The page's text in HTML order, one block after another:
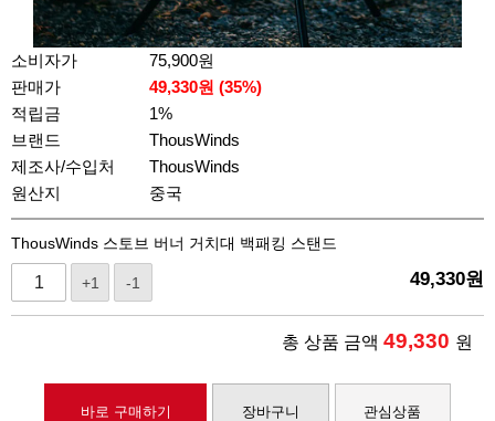
소비자가
75,900원
판매가
49,330원 (35%)
적립금
1%
브랜드
ThousWinds
제조사/수입처
ThousWinds
원산지
중국
ThousWinds 스토브 버너 거치대 백패킹 스탠드
+1 -1 49,330원
총 상품 금액 49,330 원
바로 구매하기 장바구니 관심상품